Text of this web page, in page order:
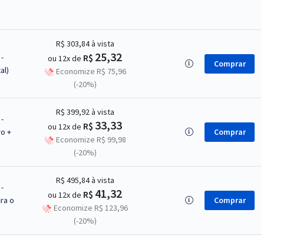
R$ 303,84à vista
ou 12x de R$ 25,32
Economize R$ 75,96
(-20%)
Comprar
+
R$ 399,92à vista
ou 12x de R$ 33,33
Economize R$ 99,98
(-20%)
Comprar
o
R$ 495,84à vista
ou 12x de R$ 41,32
Economize R$ 123,96
(-20%)
Comprar